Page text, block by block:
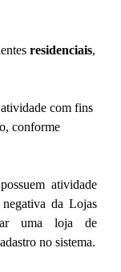
residenciais,
com fins
conforme
atividade
da Lojas
uma loja de
no sistema.